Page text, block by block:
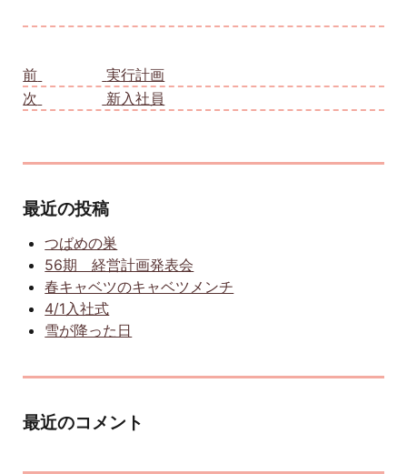
前
実行計画
次
新入社員
最近の投稿
つばめの巣
56期 経営計画発表会
春キャベツのキャベツメンチ
4/1入社式
雪が降った日
最近のコメント